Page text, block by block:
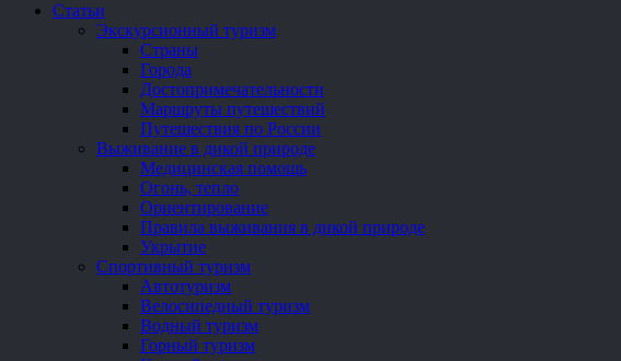
Статьи
Экскурсионный туризм
Страны
Города
Достопримечательности
Маршруты путешествий
Путешествия по России
Выживание в дикой природе
Медицинская помощь
Огонь, тепло
Ориентирование
Правила выживания в дикой природе
Укрытие
Спортивный туризм
Автотуризм
Велосипедный туризм
Водный туризм
Горный туризм